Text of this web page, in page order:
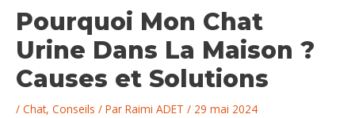
Pourquoi Mon Chat
Urine Dans La Maison ?
Causes et Solutions
/ Chat, Conseils / Par Raimi ADET / 29 mai 2024